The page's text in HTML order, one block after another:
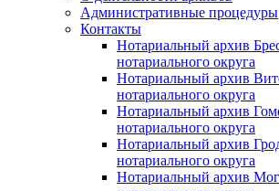
Административные процедуры
Контакты
Нотариальный архив
нотариального округа
Нотариальный архив
нотариального округа
Нотариальный архив
нотариального округа
Нотариальный архив
нотариального округа
Нотариальный архив